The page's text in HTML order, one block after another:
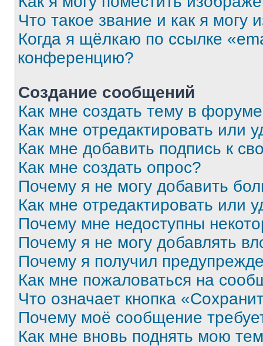
Что такое звание и как я могу
Когда я щёлкаю по ссылке
конференцию?
Создание сообщений
Как мне создать тему в
Как мне отредактировать или
Как мне добавить подпись к
Как мне создать опрос?
Почему я не могу добавить
Как мне отредактировать или
Почему мне недоступны
Почему я не могу добавлять
Почему я получил
Как мне пожаловаться на
Что означает кнопка
Почему моё сообщение
Как мне вновь поднять мою